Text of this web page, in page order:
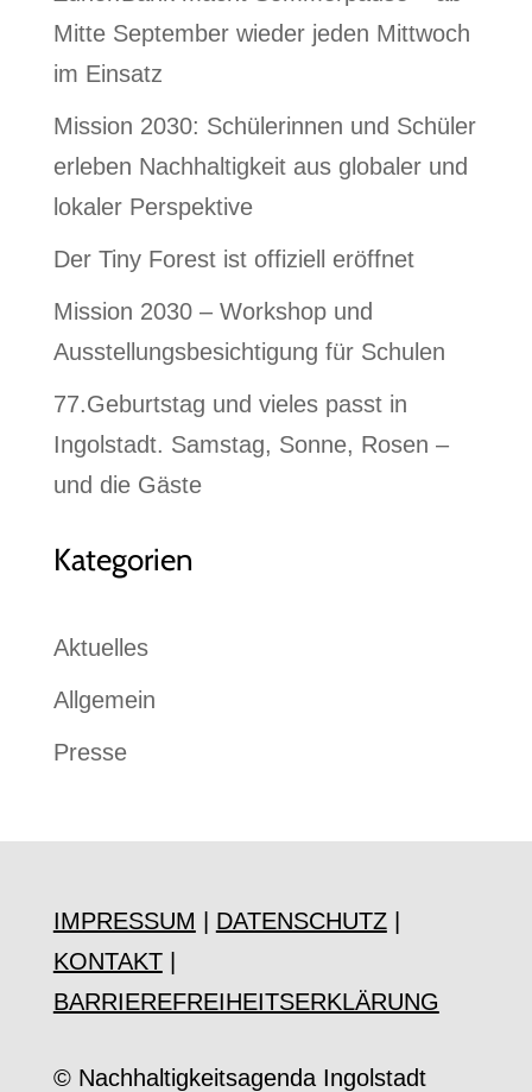
Mitte September wieder jeden Mittwoch
im Einsatz
Mission 2030: Schülerinnen und Schüler
erleben Nachhaltigkeit aus globaler und
lokaler Perspektive
Der Tiny Forest ist offiziell eröffnet
Mission 2030 – Workshop und
Ausstellungsbesichtigung für Schulen
77.Geburtstag und vieles passt in
Ingolstadt. Samstag, Sonne, Rosen –
und die Gäste
Kategorien
Aktuelles
Allgemein
Presse
IMPRESSUM DATENSCHUTZ|
KONTAKT
BARRIEREFREIHEITSERKLÄRUNG
© Nachhaltigkeitsagenda Ingolstadt